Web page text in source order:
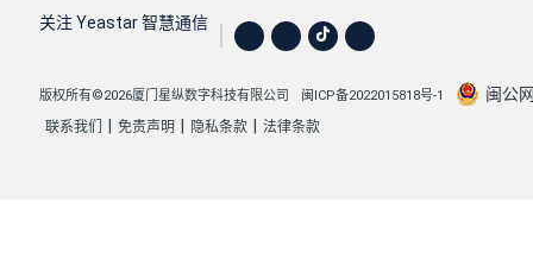
关注 Yeastar 智慧通信
版权所有©2026厦门星纵数字科技有限公司 闽ICP备2022015818号-1 闽公
联系我们 免责声明 隐私条款 法律条款